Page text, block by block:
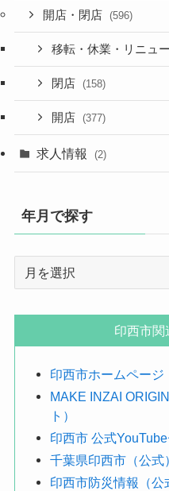
開店・閉店 (596)
移転・休業・リニュ
閉店 (158)
開店 (377)
求人情報 (2)
年月で探す
す
印西市関
印西市ホームページ
MAKE INZAI
ト）
印西市 公式
千葉県印西市（公式
印西市防災情報（公